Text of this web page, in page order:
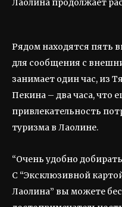
Лаолина продолжает
Рядом находятся пять
для сообщения с
занимает один час, из
Пекина – два часа, что
привлекательность
туризма в Лаолине.
“Очень удобно
С “Эксклюзивной
Лаолина” вы можете